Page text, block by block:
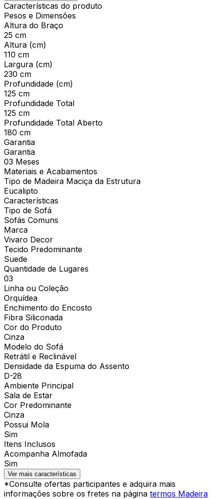
Características do produto
Pesos e Dimensões
Altura do Braço
25 cm
Altura (cm)
110 cm
Largura (cm)
230 cm
Profundidade (cm)
125 cm
Profundidade Total
125 cm
Profundidade Total Aberto
180 cm
Garantia
Garantia
03 Meses
Materiais e Acabamentos
Tipo de Madeira Maciça da Estrutura
Eucalipto
Características
Tipo de Sofá
Sofás Comuns
Marca
Vivaro Decor
Tecido Predominante
Suede
Quantidade de Lugares
03
Linha ou Coleção
Orquídea
Enchimento do Encosto
Fibra Siliconada
Cor do Produto
Cinza
Modelo do Sofá
Retrátil e Reclinável
Densidade da Espuma do Assento
D-28
Ambiente Principal
Sala de Estar
Cor Predominante
Cinza
Possui Mola
Sim
Itens Inclusos
Acompanha Almofada
Sim
Ver mais características
*Consulte ofertas participantes e adquira mais
informações sobre os fretes na página termos Madeira